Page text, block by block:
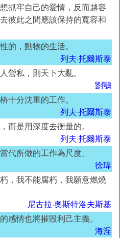
抓牢自己的愛情，反而越容
彼此之間應該保持的寬容和
的，動物的生活。
列夫·托爾斯泰
營私，則天下大亂。
劉鶚
十分沈重的工作。
列夫·托爾斯泰
而是用深度去衡量的。
列夫·托爾斯泰
代所做的工作為尺度。
徐瑋
，我不能腐朽，我願意燃燒
尼古拉·奧斯特洛夫斯基
感情也將摧毀利己主義。
海涅